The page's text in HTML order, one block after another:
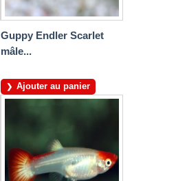
Guppy Endler Scarlet
mâle...
Ajouter au panier